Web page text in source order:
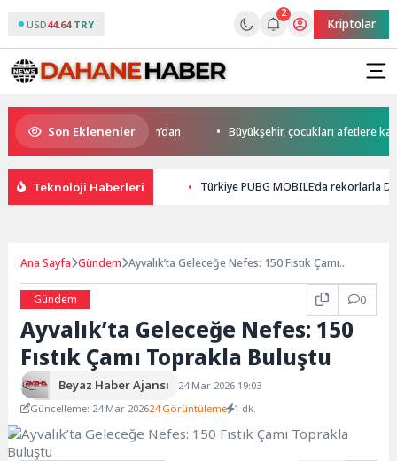
USD44.64 TRY
2
Kriptolar
Son Eklenenler
start Başkan Büyükakın’dan Büyükşehir, çocukları afetlere
Teknoloji Haberleri Türkiye PUBG MOBILE’da rekorlarla
Ana Sayfa Gündem Ayvalık’ta Geleceğe Nefes: 150 Fıstık Çamı
Gündem
0
Ayvalık’ta Geleceğe Nefes: 150
Fıstık Çamı Toprakla Buluştu
Beyaz Haber Ajansı
24 Mar 2026 19:03
Güncelleme: 24 Mar 202624 Görüntüleme 1 dk.